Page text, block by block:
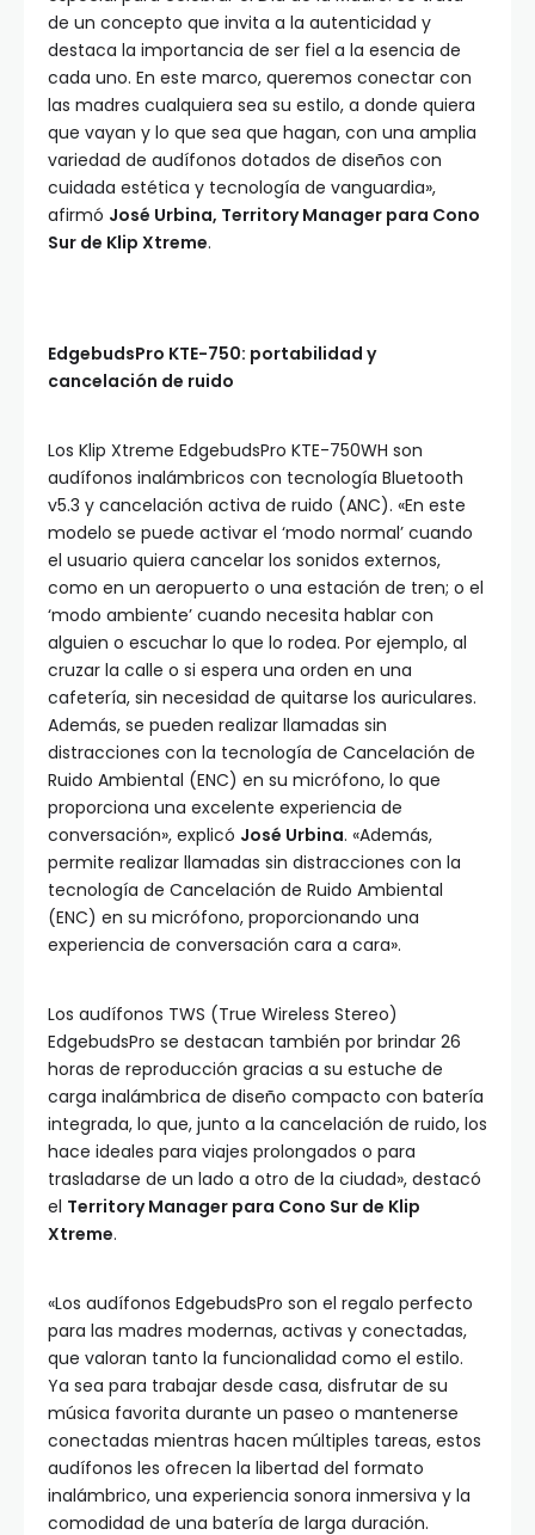
de un concepto que invita a la autenticidad y
destaca la importancia de ser fiel a la esencia de
cada uno. En este marco, queremos conectar con
las madres cualquiera sea su estilo, a donde quiera
que vayan y lo que sea que hagan, con una amplia
variedad de audífonos dotados de diseños con
cuidada estética y tecnología de vanguardia»,
afirmó José Urbina, Territory Manager para Cono
Sur de Klip Xtreme.
EdgebudsPro KTE-750: portabilidad y
cancelación de ruido
Los Klip Xtreme EdgebudsPro KTE-750WH son
audífonos inalámbricos con tecnología Bluetooth
v5.3 y cancelación activa de ruido (ANC). «En este
modelo se puede activar el ‘modo normal’ cuando
el usuario quiera cancelar los sonidos externos,
como en un aeropuerto o una estación de tren; o el
‘modo ambiente’ cuando necesita hablar con
alguien o escuchar lo que lo rodea. Por ejemplo, al
cruzar la calle o si espera una orden en una
cafetería, sin necesidad de quitarse los auriculares.
Además, se pueden realizar llamadas sin
distracciones con la tecnología de Cancelación de
Ruido Ambiental (ENC) en su micrófono, lo que
proporciona una excelente experiencia de
conversación», explicó José Urbina. «Además,
permite realizar llamadas sin distracciones con la
tecnología de Cancelación de Ruido Ambiental
(ENC) en su micrófono, proporcionando una
experiencia de conversación cara a cara».
Los audífonos TWS (True Wireless Stereo)
EdgebudsPro se destacan también por brindar 26
horas de reproducción gracias a su estuche de
carga inalámbrica de diseño compacto con batería
integrada, lo que, junto a la cancelación de ruido, los
hace ideales para viajes prolongados o para
trasladarse de un lado a otro de la ciudad», destacó
el Territory Manager para Cono Sur de Klip
Xtreme.
«Los audífonos EdgebudsPro son el regalo perfecto
para las madres modernas, activas y conectadas,
que valoran tanto la funcionalidad como el estilo.
Ya sea para trabajar desde casa, disfrutar de su
música favorita durante un paseo o mantenerse
conectadas mientras hacen múltiples tareas, estos
audífonos les ofrecen la libertad del formato
inalámbrico, una experiencia sonora inmersiva y la
comodidad de una batería de larga duración.